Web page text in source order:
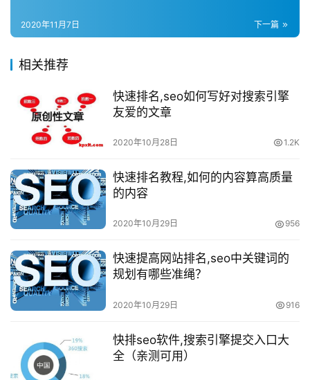
下一篇
2020年11月7日
相关推荐
快速排名,seo如何写好对搜索引擎
友爱的文章
2020年10月28日 1.2K
快速排名教程,如何的内容算高质量
的内容
2020年10月29日 956
快速提高网站排名,seo中关键词的
规划有哪些准绳？
2020年10月29日 916
快排seo软件,搜索引擎提交入口大
全（亲测可用）